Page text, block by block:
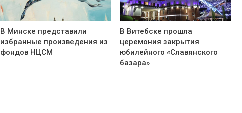
В Минске представили
избранные произведения из
фондов НЦСМ
В Витебске прошла
церемония закрытия
юбилейного «Славянского
базара»